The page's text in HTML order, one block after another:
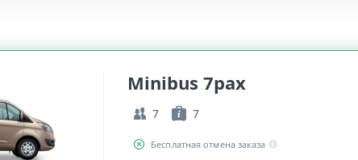
Minibus 7pax
7 7
Бесплатная отмена заказа